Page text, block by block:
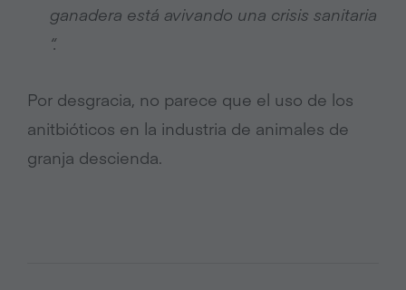
ganadera está avivando una crisis sanitaria
“.
Por desgracia, no parece que el uso de los
anitbióticos en la industria de animales de
granja descienda.